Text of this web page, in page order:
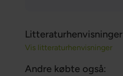
Litteraturhenvisninger
Vis litteraturhenvisninger
Andre købte også: